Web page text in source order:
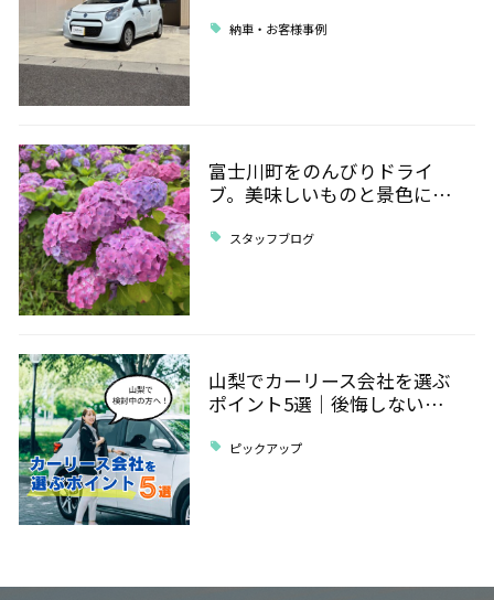
納車・お客様事例
富士川町をのんびりドライ
ブ。美味しいものと景色に…
スタッフブログ
山梨でカーリース会社を選ぶ
ポイント5選｜後悔しない…
ピックアップ